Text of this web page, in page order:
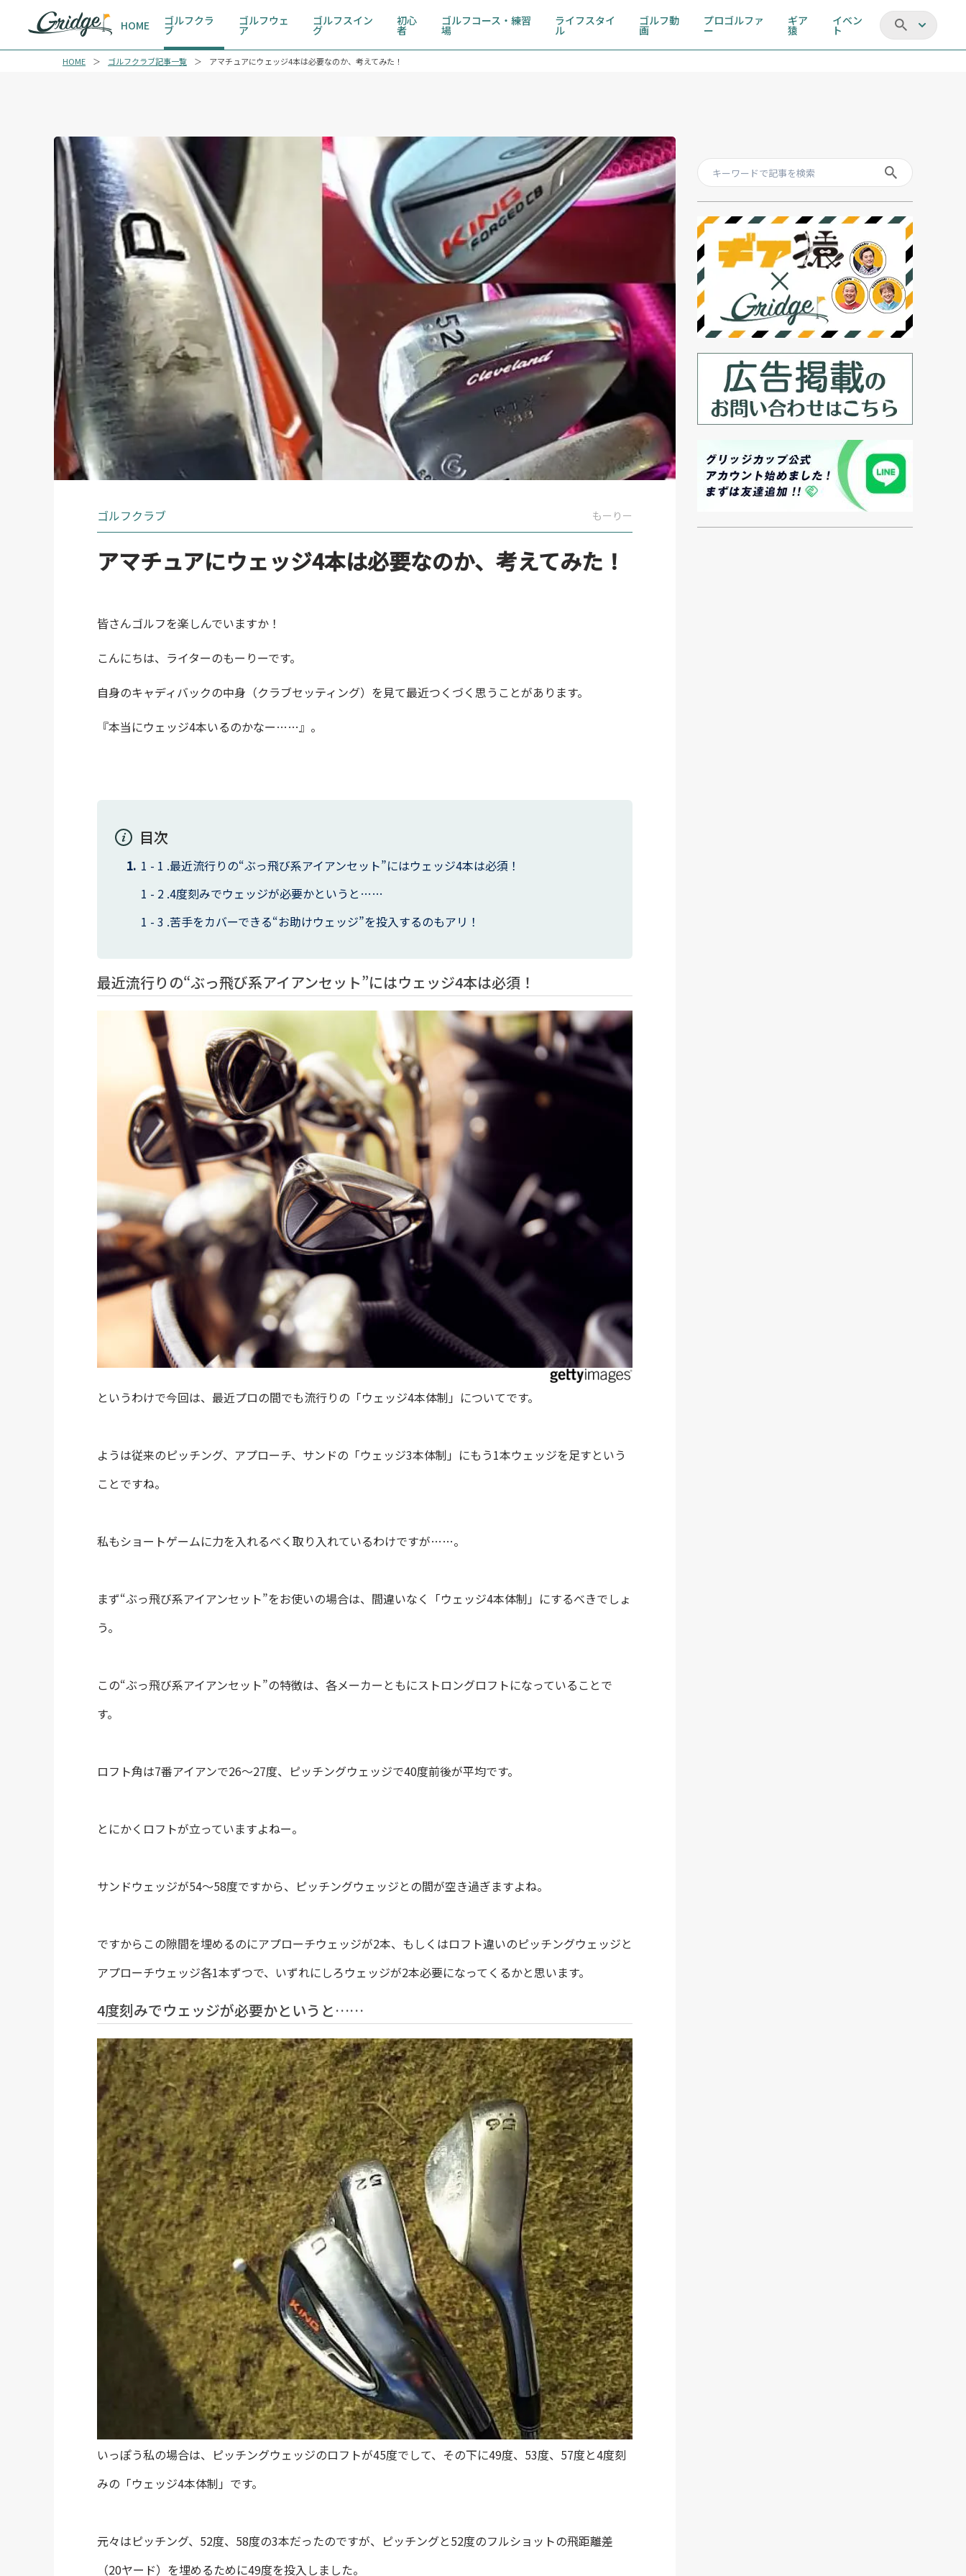
HOME ゴルフクラ
ブ
ゴルフウェ
ア
ゴルフスイン
グ
初心
者
ゴルフコース・練習
場
ライフスタイ
ル
ゴルフ動
画
プロゴルファ
ー
ギア
猿
イベン
ト
HOME ゴルフクラブ記事一覧 アマチュアにウェッジ4本は必要なのか、考えてみた！
ゴルフクラブ もーりー
アマチュアにウェッジ4本は必要なのか、考えてみた！
皆さんゴルフを楽しんでいますか！
こんにちは、ライターのもーりーです。
自身のキャディバックの中身（クラブセッティング）を見て最近つくづく思うことがあります。
『本当にウェッジ4本いるのかなー……』。
目次
最近流行りの“ぶっ飛び系アイアンセット”にはウェッジ4本は必須！
4度刻みでウェッジが必要かというと……
苦手をカバーできる“お助けウェッジ”を投入するのもアリ！
最近流行りの“ぶっ飛び系アイアンセット”にはウェッジ4本は必須！
というわけで今回は、最近プロの間でも流行りの「ウェッジ4本体制」についてです。
ようは従来のピッチング、アプローチ、サンドの「ウェッジ3本体制」にもう1本ウェッジを足すという
ことですね。
私もショートゲームに力を入れるべく取り入れているわけですが……。
まず“ぶっ飛び系アイアンセット”をお使いの場合は、間違いなく「ウェッジ4本体制」にするべきでしょ
う。
この“ぶっ飛び系アイアンセット”の特徴は、各メーカーともにストロングロフトになっていることで
す。
ロフト角は7番アイアンで26～27度、ピッチングウェッジで40度前後が平均です。
とにかくロフトが立っていますよねー。
サンドウェッジが54～58度ですから、ピッチングウェッジとの間が空き過ぎますよね。
ですからこの隙間を埋めるのにアプローチウェッジが2本、もしくはロフト違いのピッチングウェッジと
アプローチウェッジ各1本ずつで、いずれにしろウェッジが2本必要になってくるかと思います。
4度刻みでウェッジが必要かというと……
いっぽう私の場合は、ピッチングウェッジのロフトが45度でして、その下に49度、53度、57度と4度刻
みの「ウェッジ4本体制」です。
元々はピッチング、52度、58度の3本だったのですが、ピッチングと52度のフルショットの飛距離差
（20ヤード）を埋めるために49度を投入しました。